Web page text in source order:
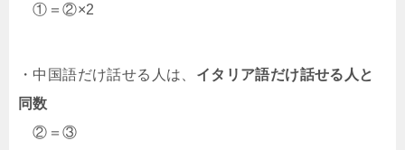
①＝②×2
・中国語だけ話せる人は、 イタリア語だけ話せる人と
同数
②＝③